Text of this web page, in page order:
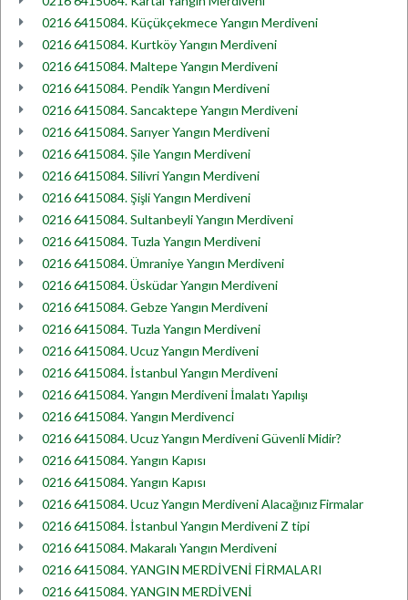
0216 6415084. Küçükçekmece Yangın Merdiveni
0216 6415084. Kurtköy Yangın Merdiveni
0216 6415084. Maltepe Yangın Merdiveni
0216 6415084. Pendik Yangın Merdiveni
0216 6415084. Sancaktepe Yangın Merdiveni
0216 6415084. Sarıyer Yangın Merdiveni
0216 6415084. Şile Yangın Merdiveni
0216 6415084. Silivri Yangın Merdiveni
0216 6415084. Şişli Yangın Merdiveni
0216 6415084. Sultanbeyli Yangın Merdiveni
0216 6415084. Tuzla Yangın Merdiveni
0216 6415084. Ümraniye Yangın Merdiveni
0216 6415084. Üsküdar Yangın Merdiveni
0216 6415084. Gebze Yangın Merdiveni
0216 6415084. Tuzla Yangın Merdiveni
0216 6415084. Ucuz Yangın Merdiveni
0216 6415084. İstanbul Yangın Merdiveni
0216 6415084. Yangın Merdiveni İmalatı Yapılışı
0216 6415084. Yangın Merdivenci
0216 6415084. Ucuz Yangın Merdiveni Güvenli Midir?
0216 6415084. Yangın Kapısı
0216 6415084. Yangın Kapısı
0216 6415084. Ucuz Yangın Merdiveni Alacağınız Firmalar
0216 6415084. İstanbul Yangın Merdiveni Z tipi
0216 6415084. Makaralı Yangın Merdiveni
0216 6415084. YANGIN MERDİVENİ FİRMALARI
0216 6415084. YANGIN MERDİVENİ